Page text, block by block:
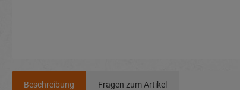
Beschreibung Fragen zum Artikel